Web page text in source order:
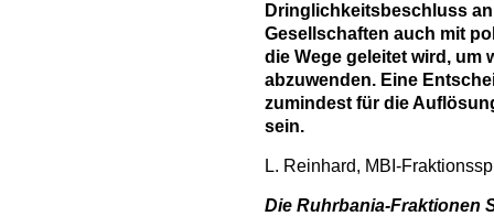
Dringlichkeitsbeschluss
Gesellschaften auch mit
die Wege geleitet wird, um
abzuwenden. Eine
zumindest für die
sein.
L. Reinhard, MBI-
Die Ruhrbania-Fraktionen